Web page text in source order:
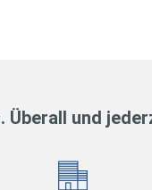
Überall und